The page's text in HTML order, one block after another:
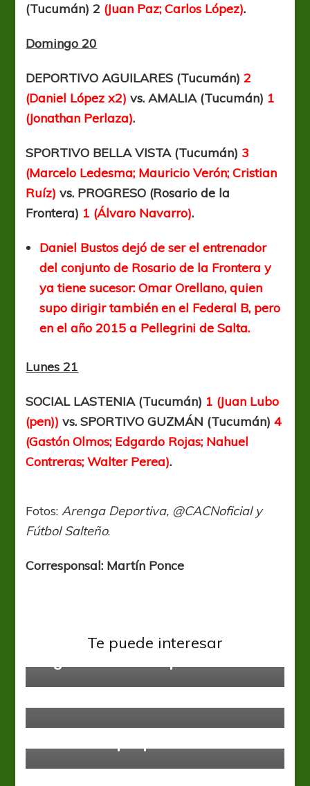
(Tucumán) 2 (Juan Paz; Carlos López).
Domingo 20
DEPORTIVO AGUILARES (Tucumán)2
(Daniel López x2) vs. AMALIA (Tucumán) 1
(Jonathan Perlaza).
SPORTIVO BELLA VISTA (Tucumán) 3
(Marcelo Ledesma; Mauricio Verón; Cristian
Ruíz)vs. PROGRESO (Rosario de la
Frontera) 1 (Álvaro Navarro).
Daniel Bustos dejó de ser el entrenador
del conjunto de Rosario de la Frontera y
ya tiene sucesor: Omar Orellano, quien
supo dirigir también en el Federal B, pero
en el año 2015 a Pellegrini de Salta.
Lunes 21
SOCIAL LASTENIA (Tucumán) 1 (Juan Lubo
(pen)) vs. SPORTIVO GUZMÁN (Tucumán) 4
(Gastón Olmos; Edgardo Rojas; Nahuel
Contreras; Walter Perea).
Fotos:Arenga Deportiva, @CACNoficial y
Fútbol Salteño.
Corresponsal: Martín Ponce
Te puede interesar
Sin categoría